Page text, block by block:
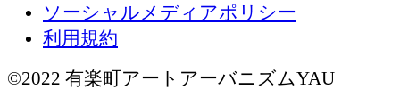
ソーシャルメディアポリシー
利用規約
©2022 有楽町アートアーバニズムYAU